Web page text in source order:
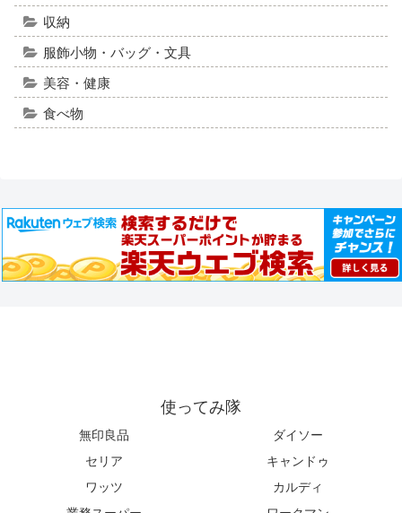
収納
服飾小物・バッグ・文具
美容・健康
食べ物
使ってみ隊
無印良品
ダイソー
セリア
キャンドゥ
ワッツ
カルディ